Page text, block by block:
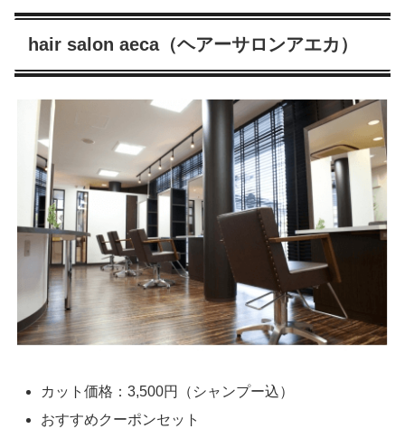
hair salon aeca（ヘアーサロンアエカ）
カット価格：3,500円（シャンプー込）
おすすめクーポンセット